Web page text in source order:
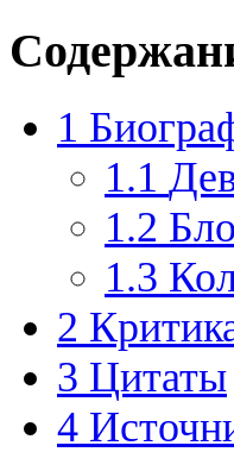
1
1.1
1.2
1.3
2
3 Цитаты
4